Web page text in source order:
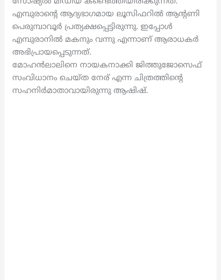
എമ്പുരാന്റെ ആദ്യഭാഗമായ ലൂസിഫറിൽ ആന്റണി
പെരുമ്പാവൂർ പ്രത്യക്ഷപ്പെട്ടിരുന്നു. ഇപ്പോൾ
എമ്പുരാനിൽ മകനും വന്നു എന്നാണ് ആരാധകർ
അഭിപ്രായപ്പെടുന്നത്.
മോഹൻലാലിനെ നായകനാക്കി ജിത്തുജോസെഫ്
സംവിധാനം ചെയ്ത നേര് എന്ന ചിത്രത്തിന്റെ
സഹനിർമാതാവായിരുന്നു ആഷിഷ്.